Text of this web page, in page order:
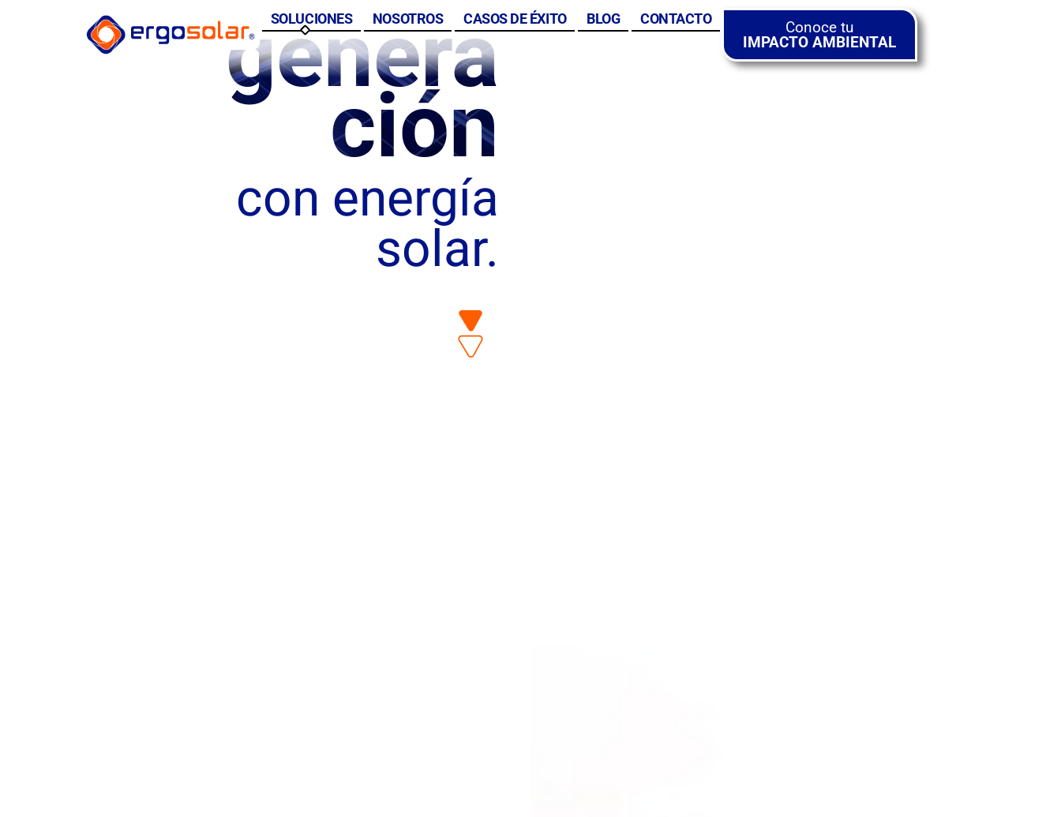
SOLUCIONES NOSOTROS CASOS DE ÉXITO BLOG CONTACTO
Conoce tu
IMPACTO AMBIENTAL
genera
ción
con energía
solar.